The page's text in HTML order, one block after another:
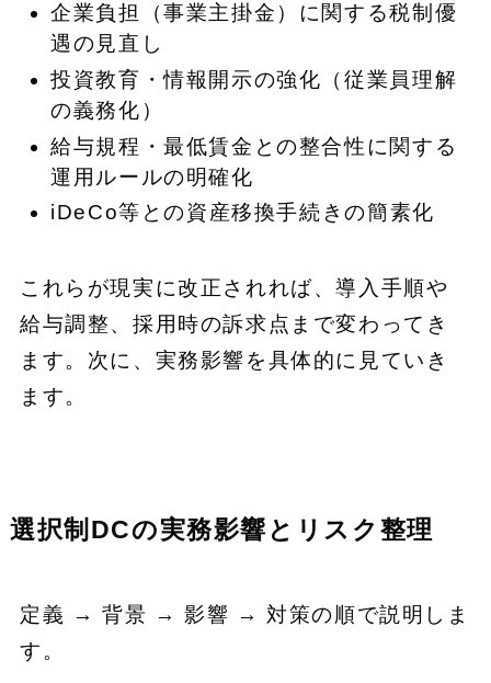
企業負担（事業主掛金）に関する税制優
遇の見直し
投資教育・情報開示の強化（従業員理解
の義務化）
給与規程・最低賃金との整合性に関する
運用ルールの明確化
iDeCo等との資産移換手続きの簡素化
これらが現実に改正されれば、導入手順や
給与調整、採用時の訴求点まで変わってき
ます。次に、実務影響を具体的に見ていき
ます。
選択制DCの実務影響とリスク整理
定義 → 背景 → 影響 → 対策の順で説明しま
す。